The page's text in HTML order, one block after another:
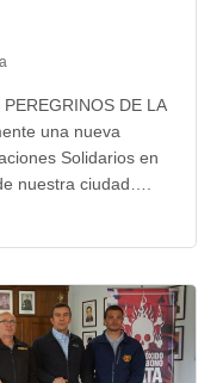
DE LA
una nueva
Solidarios en
nuestra ciudad….